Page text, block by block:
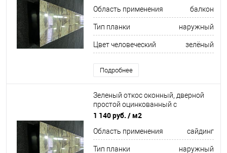
Область применения балкон
Тип планки наружный
Цвет человеческий зелёный
Подробнее
Зеленый откос оконный, дверной
простой оцинкованный c
порошковым покрытием 0,5мм RAL
1 140 руб. / м2
Область применения сайдинг
Тип планки наружный